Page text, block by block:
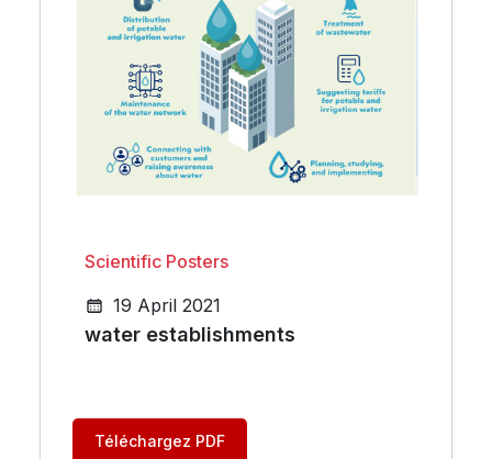
Scientific Posters
19 April 2021
water establishments
Téléchargez PDF